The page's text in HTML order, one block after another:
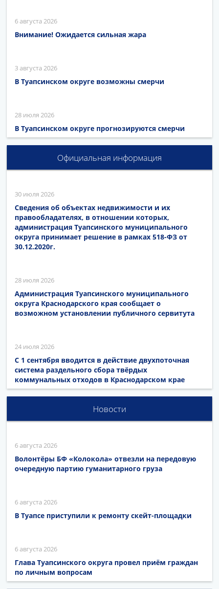
6 августа 2026
Внимание! Ожидается сильная жара
3 августа 2026
В Туапсинском округе возможны смерчи
28 июля 2026
В Туапсинском округе прогнозируются смерчи
Официальная информация
30 июля 2026
Сведения об объектах недвижимости и их
правообладателях, в отношении которых,
администрация Туапсинского муниципального
округа принимает решение в рамках 518-ФЗ от
30.12.2020г.
28 июля 2026
Администрация Туапсинского муниципального
округа Краснодарского края сообщает о
возможном установлении публичного сервитута
24 июля 2026
С 1 сентября вводится в действие двухпоточная
система раздельного сбора твёрдых
коммунальных отходов в Краснодарском крае
Новости
6 августа 2026
Волонтёры БФ «Колокола» отвезли на передовую
очередную партию гуманитарного груза
6 августа 2026
В Туапсе приступили к ремонту скейт-площадки
6 августа 2026
Глава Туапсинского округа провел приём граждан
по личным вопросам